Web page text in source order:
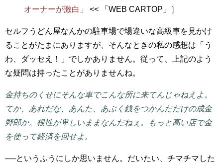
オーナーが激白」
<< 「WEB CARTOP」］
セルフうどん屋なんかの駐車場で場違いな高級車を見かけ
ることがたまにありますが、そんなときの私の感想は「う
わ、ダッセえ！」でしかありません。従って、上記のよう
な疑問は持ったことがありませんね。
金持ちのくせにそんな車でこんな所に来てんじゃねえよ。
てか、あれだな、あんた、あぶく銭をつかんだだけの成金
野郎か。根性が卑しいままなんだねぇ。もっと高い店で金
を使って経済を回せよ。
──というふうにしか思いません。だいたい、チマチマした